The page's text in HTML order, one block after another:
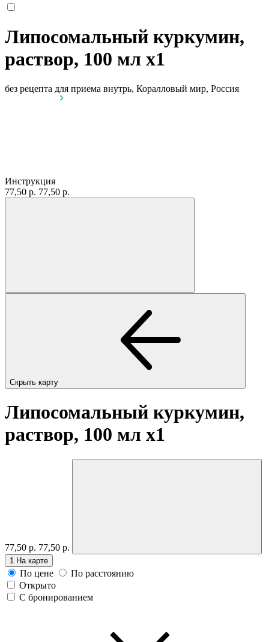
Липосомальный куркумин,
раствор, 100 мл x1
без рецепта для приема внутрь, Коралловый мир, Россия
Инструкция
77,50 р. 77,50 р.
Скрыть карту
Липосомальный куркумин,
раствор, 100 мл x1
77,50 р. 77,50 р.
1 На карте
По цене
По расстоянию
Открыто
С бронированием